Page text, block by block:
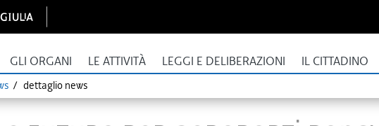
GLI ORGANI LE ATTIVITÀ LEGGI E DELIBERAZIONI IL CITTADINO
dettaglio news